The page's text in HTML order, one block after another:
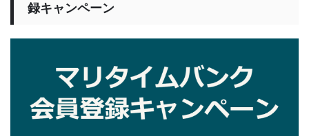
録キャンペーン